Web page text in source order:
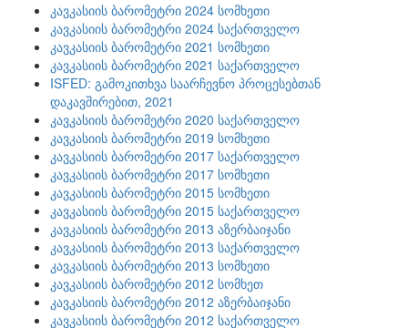
კავკასიის ბარომეტრი 2024 სომხეთი
კავკასიის ბარომეტრი 2024 საქართველო
კავკასიის ბარომეტრი 2021 სომხეთი
კავკასიის ბარომეტრი 2021 საქართველო
ISFED: გამოკითხვა საარჩევნო პროცესებთან
დაკავშირებით, 2021
კავკასიის ბარომეტრი 2020 საქართველო
კავკასიის ბარომეტრი 2019 სომხეთი
კავკასიის ბარომეტრი 2017 საქართველო
კავკასიის ბარომეტრი 2017 სომხეთი
კავკასიის ბარომეტრი 2015 სომხეთი
კავკასიის ბარომეტრი 2015 საქართველო
კავკასიის ბარომეტრი 2013 აზერბაიჯანი
კავკასიის ბარომეტრი 2013 საქართველო
კავკასიის ბარომეტრი 2013 სომხეთი
კავკასიის ბარომეტრი 2012 სომხეთ
კავკასიის ბარომეტრი 2012 აზერბაიჯანი
კავკასიის ბარომეტრი 2012 საქართველო